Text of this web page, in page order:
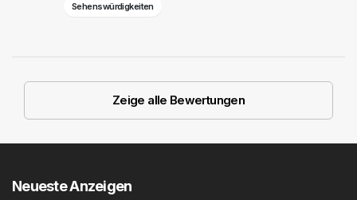
Sehenswürdigkeiten
Zeige alle Bewertungen
Neueste Anzeigen